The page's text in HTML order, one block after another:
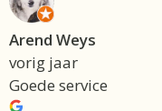
Arend Weys
vorig jaar
Goede service